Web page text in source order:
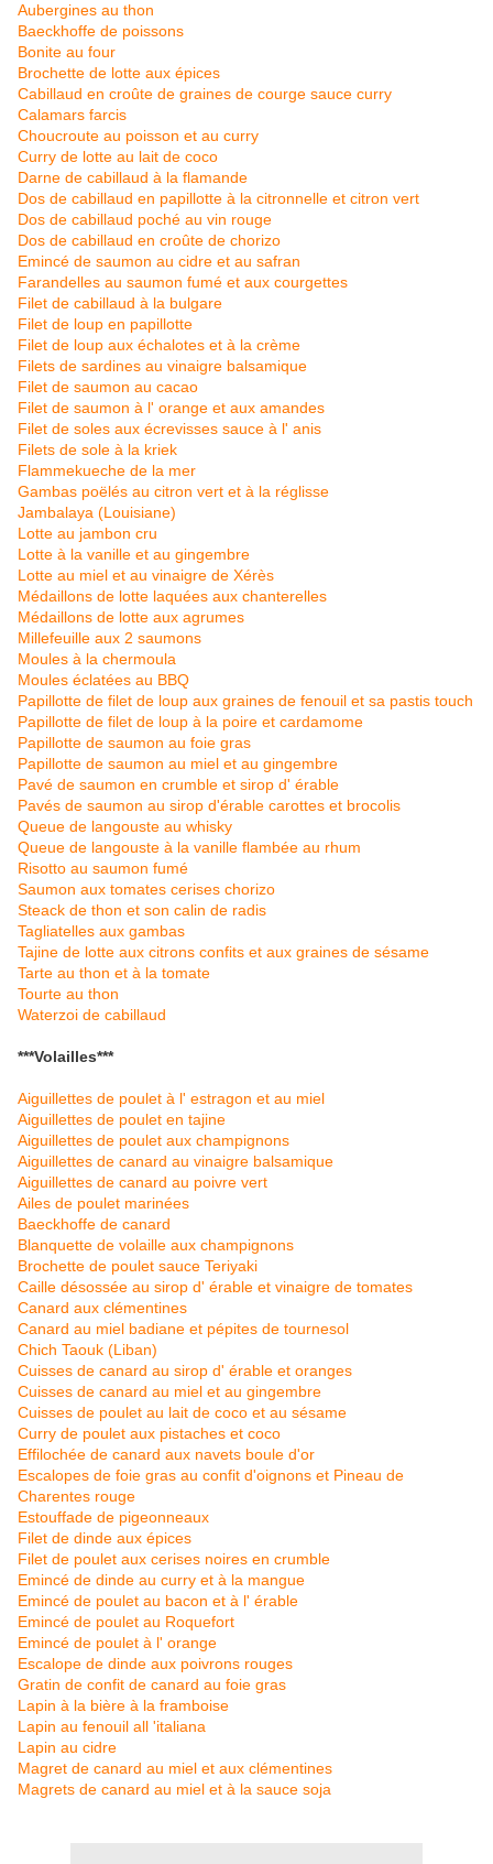
Aubergines au thon
Baeckhoffe de poissons
Bonite au four
Brochette de lotte aux épices
Cabillaud en croûte de graines de courge sauce curry
Calamars farcis
Choucroute au poisson et au curry
Curry de lotte au lait de coco
Darne de cabillaud à la flamande
Dos de cabillaud en papillotte à la citronnelle et citron vert
Dos de cabillaud poché au vin rouge
Dos de cabillaud en croûte de chorizo
Emincé de saumon au cidre et au safran
Farandelles au saumon fumé et aux courgettes
Filet de cabillaud à la bulgare
Filet de loup en papillotte
Filet de loup aux échalotes et à la crème
Filets de sardines au vinaigre balsamique
Filet de saumon au cacao
Filet de saumon à l' orange et aux amandes
Filet de soles aux écrevisses sauce à l' anis
Filets de sole à la kriek
Flammekueche de la mer
Gambas poëlés au citron vert et à la réglisse
Jambalaya (Louisiane)
Lotte au jambon cru
Lotte à la vanille et au gingembre
Lotte au miel et au vinaigre de Xérès
Médaillons de lotte laquées aux chanterelles
Médaillons de lotte aux agrumes
Millefeuille aux 2 saumons
Moules à la chermoula
Moules éclatées au BBQ
Papillotte de filet de loup aux graines de fenouil et sa pastis touch
Papillotte de filet de loup à la poire et cardamome
Papillotte de saumon au foie gras
Papillotte de saumon au miel et au gingembre
Pavé de saumon en crumble et sirop d' érable
Pavés de saumon au sirop d'érable carottes et brocolis
Queue de langouste au whisky
Queue de langouste à la vanille flambée au rhum
Risotto au saumon fumé
Saumon aux tomates cerises chorizo
Steack de thon et son calin de radis
Tagliatelles aux gambas
Tajine de lotte aux citrons confits et aux graines de sésame
Tarte au thon et à la tomate
Tourte au thon
Waterzoi de cabillaud
***Volailles***
Aiguillettes de poulet à l' estragon et au miel
Aiguillettes de poulet en tajine
Aiguillettes de poulet aux champignons
Aiguillettes de canard au vinaigre balsamique
Aiguillettes de canard au poivre vert
Ailes de poulet marinées
Baeckhoffe de canard
Blanquette de volaille aux champignons
Brochette de poulet sauce Teriyaki
Caille désossée au sirop d' érable et vinaigre de tomates
Canard aux clémentines
Canard au miel badiane et pépites de tournesol
Chich Taouk (Liban)
Cuisses de canard au sirop d' érable et oranges
Cuisses de canard au miel et au gingembre
Cuisses de poulet au lait de coco et au sésame
Curry de poulet aux pistaches et coco
Effilochée de canard aux navets boule d'or
Escalopes de foie gras au confit d'oignons et Pineau de
Charentes rouge
Estouffade de pigeonneaux
Filet de dinde aux épices
Filet de poulet aux cerises noires en crumble
Emincé de dinde au curry et à la mangue
Emincé de poulet au bacon et à l' érable
Emincé de poulet au Roquefort
Emincé de poulet à l' orange
Escalope de dinde aux poivrons rouges
Gratin de confit de canard au foie gras
Lapin à la bière à la framboise
Lapin au fenouil all 'italiana
Lapin au cidre
Magret de canard au miel et aux clémentines
Magrets de canard au miel et à la sauce soja